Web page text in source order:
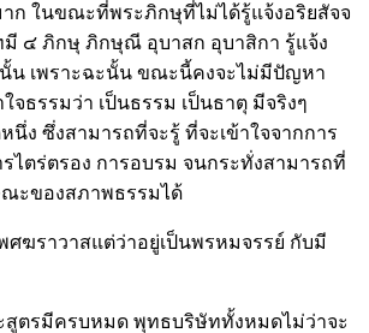
ก ในขณะที่พระภิกษุที่ไม่ได้รู้แจ้งอริยสัจจ
๔ ภิกษุ ภิกษุณี อุบาสก อุบาสิกา รู้แจ้ง
น เพราะฉะนั้น ขณะนี้คงจะไม่มีปัญหา
จธรรมว่า เป็นธรรม เป็นธาตุ มีจริงๆ
ง ซึ่งสามารถที่จะรู้ ที่จะเข้าใจจากการ
ไตร่ตรอง การอบรม จนกระทั่งสามารถที่
ะของสภาพธรรมได้
ศฆราวาสแต่ว่าอยู่เป็นพรหมจรรย์ กับมี
สูตรมีครบหมด พุทธบริษัททั้งหมดไม่ว่าจะ